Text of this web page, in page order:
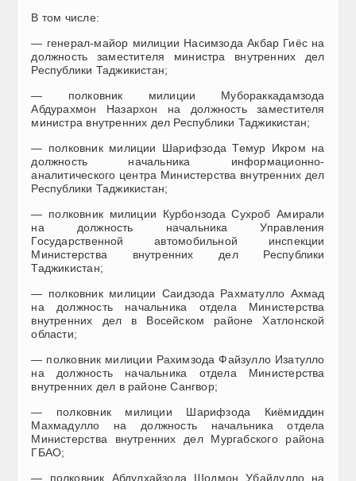
В том числе:
— генерал-майор милиции Насимзода Акбар Гиёс на
должность заместителя министра внутренних дел
Республики Таджикистан;
— полковник милиции Мубораккадамзода
Абдурахмон Назархон на должность заместителя
министра внутренних дел Республики Таджикистан;
— полковник милиции Шарифзода Темур Икром на
должность начальника информационно-
аналитического центра Министерства внутренних дел
Республики Таджикистан;
— полковник милиции Курбонзода Сухроб Амирали
на должность начальника Управления
Государственной автомобильной инспекции
Министерства внутренних дел Республики
Таджикистан;
— полковник милиции Саидзода Рахматулло Ахмад
на должность начальника отдела Министерства
внутренних дел в Восейском районе Хатлонской
области;
— полковник милиции Рахимзода Файзулло Изатулло
на должность начальника отдела Министерства
внутренних дел в районе Сангвор;
— полковник милиции Шарифзода Киёмиддин
Махмадулло на должность начальника отдела
Министерства внутренних дел Мургабского района
ГБАО;
— полковник Абдулхайзода Шодмон Убайдулло на